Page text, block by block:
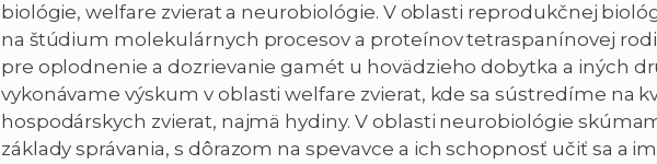
biológie, welfare zvierat a neurobiológie. V oblasti reprodukčnej
na štúdium molekulárnych procesov a proteínov tetraspanínovej
pre oplodnenie a dozrievanie gamét u hovädzieho dobytka a iných
vykonávame výskum v oblasti welfare zvierat, kde sa sústredíme na
hospodárskych zvierat, najmä hydiny. V oblasti neurobiológie
základy správania, s dôrazom na spevavce a ich schopnosť učiť sa a